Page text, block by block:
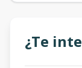
¿Te